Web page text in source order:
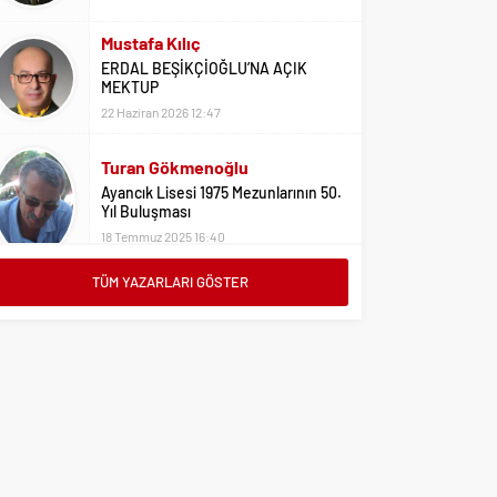
Mustafa Kılıç
ERDAL BEŞİKÇİOĞLU’NA AÇIK
MEKTUP
22 Haziran 2026 12:47
Turan Gökmenoğlu
Ayancık Lisesi 1975 Mezunlarının 50.
Yıl Buluşması
18 Temmuz 2025 16:40
Adil Yıldız
TÜM YAZARLARI GÖSTER